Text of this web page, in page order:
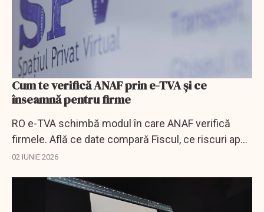
Cum te verifică ANAF prin e-TVA și ce
înseamnă pentru firme
RO e-TVA schimbă modul în care ANAF verifică
firmele. Află ce date compară Fiscul, ce riscuri apar
și ce trebuie să facă firmele.
02 IUNIE 2026